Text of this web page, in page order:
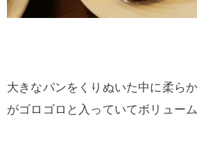
大きなパンをくりぬいた中に柔ら
がゴロゴロと入っていてボリューム